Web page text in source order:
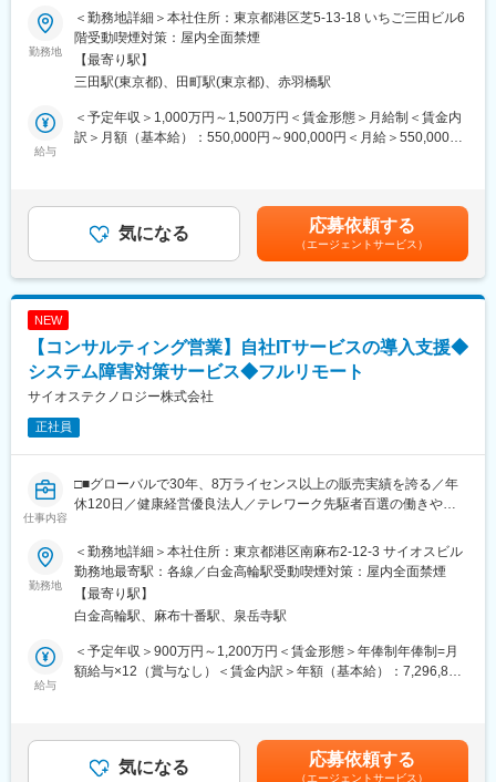
◇育児休業取得＆復職率（男女）100％
◇有給休暇取得率70.0%
◇無料ランチあり（会社指定のお弁当の代金を全額補助）
■当社について：
～業界シェアトップクラス／高い製品開発力も大きな強み～
当社の強みの1つが、インド本社の製品開発力です。各国のマーケ
自信を持ってお客様にお勧めできます。
変更の範囲：会社の定める業務
◎◆◇
＝求人のポイント＝
◇プライム案件でビジネス要件から入れているためクライアント
とのリレーションが強く、経営レイヤーに対してビジネス／シス
テムの提案をすることができます◎
◇最先端のFintech案件がほとんどなので、金融業界最先端の知識
を身に付けることができます◎
■業務内容：
金融業界（銀行、証券、保険など）の大手顧客に対し、当社のエ
◇大手金融機関へのコンサルティング型セールス
◇受注後の顧客満足度の維持・最大化のための関係構築
◇顧客の経営課題や業務課題をヒアリングし、当社の強み（コン
サルティング、システム開発）を活用した解決策を提案
◇顧客の経営課題や潜在的なニーズを深くヒアリングし、特定
◇入社後2週間は当社独自の研修プログラムを実施します。
◇その後は、1人1人にメンターが付いてOJT研修を実施します。
◇メンターが面談を実施したり、1・3・6ヶ月後には入社後の状
況面談が実施されます。
■当社の特徴：
◇フランクで自由度が高いのが特徴。自発的に案件を進められる
◇ブタイウラをはじめ、自社サービスを積極的に立ち上げていま
す。開発事業で生んだ利益を事業開発に投下しており、サービス
勤務地
＜勤務地詳細＞本社住所：東京都港区芝5-13-18 いちご三田ビル6
階受動喫煙対策：屋内全面禁煙
【最寄り駅】
三田駅(東京都)、田町駅(東京都)、赤羽橋駅
給与
＜予定年収＞1,000万円～1,500万円＜賃金形態＞月給制＜賃金内
訳＞月額（基本給）：550,000円～900,000円＜月給＞550,000円
給：1回／年■賞与：業績連動賞与（年1回）賃金はあくまでも目
安の金額であり、選考を通じて上下する可能性があります。月給
(月額)は固定手当を含めた表記です。
気になる 応募依頼する
（エージェントサービス）
NEW
【コンサルティング営業】自社ITサービスの導入支援◆
システム障害対策サービス◆フルリモート
サイオステクノロジー株式会社
正社員
仕事内容
□■グローバルで30年、8万ライセンス以上の販売実績を誇る／年
休120日／健康経営優良法人／テレワーク先駆者百選の働きやす
当社の強みであるシステムの可用性提案をクライアント企業とな
るIT部門へ行い、コンサルティングサービス契約や導入支援、自
社ソフトウェアの導入促進を担うコンサルティング営業を担当し
ていただきます。プロセスごとの業務分担ではなく、コンタクト
からクロージングまで一気通貫で担当頂く想定です。
■職務詳細：
・システムアーキテクチャ設計
・プレゼンテーション／デモ
勤務地
＜勤務地詳細＞本社住所：東京都港区南麻布2-12-3 サイオスビル
勤務地最寄駅：各線／白金高輪駅受動喫煙対策：屋内全面禁煙
【最寄り駅】
白金高輪駅、麻布十番駅、泉岳寺駅
給与
＜予定年収＞900万円～1,200万円＜賃金形態＞年俸制年俸制=月
額給与×12（賞与なし）＜賃金内訳＞年額（基本給）：7,296,840
む）＜昇給有無＞有＜残業手当＞有＜給与補足＞※スキル、経験、
実績などに基づきます。■昇給：年1回（4月）賃金はあくまでも
気になる 応募依頼する
（エージェントサービス）